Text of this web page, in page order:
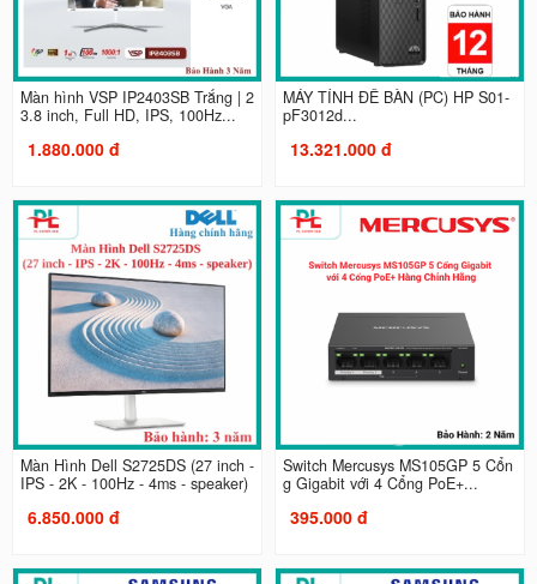
Màn hình VSP IP2403SB Trắng | 2
3.8 inch, Full HD, IPS, 100Hz...
1.880.000 đ
MÁY TÍNH ĐỂ BÀN (PC) HP S01-
pF3012d...
13.321.000 đ
Màn Hình Dell S2725DS (27 inch -
IPS - 2K - 100Hz - 4ms - speaker)
6.850.000 đ
Switch Mercusys MS105GP 5 Cổn
g Gigabit với 4 Cổng PoE+...
395.000 đ